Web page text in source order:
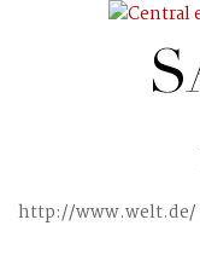
http://www.welt.de/